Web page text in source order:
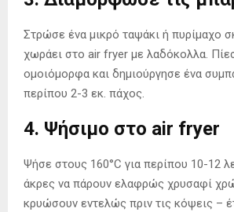
Στρώσε ένα μικρό ταψάκι ή πυρίμαχο
χωράει στο air fryer με λαδόκολλα.
ομοιόμορφα και δημιούργησε ένα
περίπου 2-3 εκ. πάχος.
4. Ψήσιμο στο air fryer
Ψήσε στους 160°C για περίπου 10-12
άκρες να πάρουν ελαφρώς χρυσαφί
κρυώσουν εντελώς πριν τις κόψεις –